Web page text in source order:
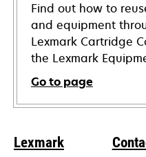
Find out how to
and equipment
Lexmark Cartridge
the Lexmark
Go to page
Lexmark